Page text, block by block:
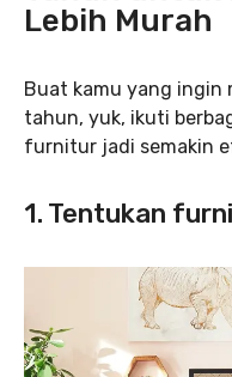
Lebih Murah
Buat kamu yang ingin
tahun, yuk, ikuti
furnitur jadi semakin
1. Tentukan